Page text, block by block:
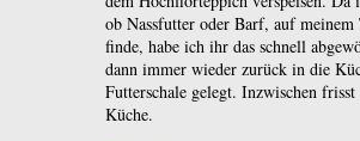
ob Nassfutter oder Barf, auf
finde, habe ich ihr das schnell
dann immer wieder zurück in die
Futterschale gelegt. Inzwischen
Küche.